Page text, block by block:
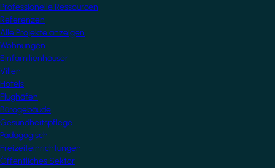
Professionelle Ressourcen
Referenzen
Alle Projekte anzeigen
Wohnungen
Einfamilienhäuser
Villen
Hotels
Flughäfen
Bürogebäude
Gesundheitspflege
Pädagogisch
Freizeiteinrichtungen
Öffentliches Sektor